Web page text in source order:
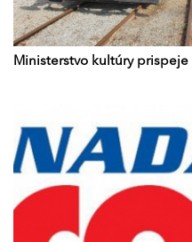
Ministerstvo kultúry prispeje